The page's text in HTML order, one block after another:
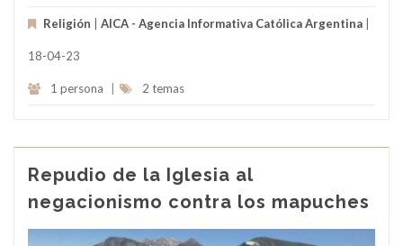
Religión AICA - Agencia Informativa Católica Argentina
18-04-23
1 persona 2 temas
Repudio de la Iglesia al
negacionismo contra los mapuches